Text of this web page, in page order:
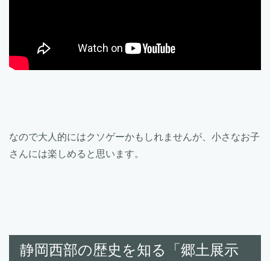
なので大人的にはクソゲーかもしれませんが、小さなお子
さんには楽しめると思います。
静岡西部の歴史を知る「郷土展示